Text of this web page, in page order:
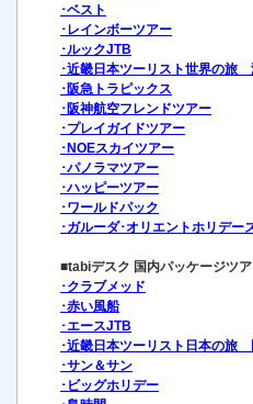
･ベスト
･レインボーツアー
･ルックJTB
･近畿日本ツーリスト世界の旅
･阪急トラピックス
･阪神航空フレンドツアー
･プレイガイドツアー
･NOEスカイツアー
･パノラマツアー
･ハッピーツアー
･ワールドパック
･ガルーダ･オリエントホリデー
■tabiデスク 国内パッケージツ
･クラブメッド
･赤い風船
･エースJTB
･近畿日本ツーリスト日本の旅
･サン＆サン
･ビッグホリデー